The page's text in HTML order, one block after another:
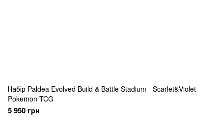
Набір Paldea Evolved Build & Battle Stadium - Scarlet&Violet -
Pokemon TCG
5 950 грн